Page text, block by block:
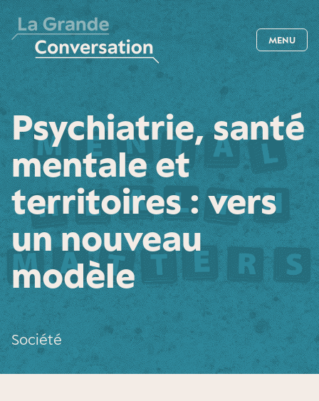
MENU
Psychiatrie, santé
mentale et
territoires : vers
un nouveau
modèle
Société